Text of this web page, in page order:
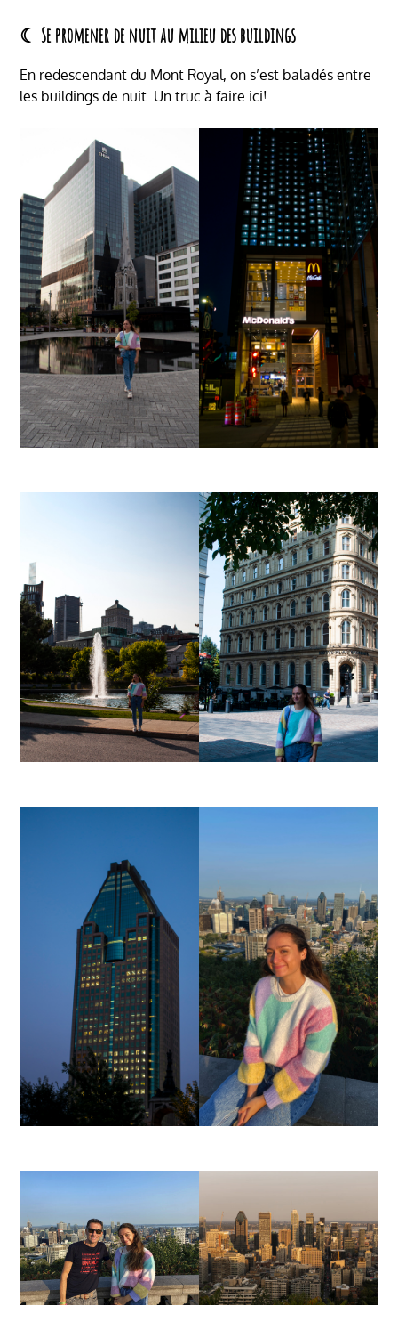
☾ Se promener de nuit au milieu des buildings
En redescendant du Mont Royal, on s’est baladés entre
les buildings de nuit. Un truc à faire ici!